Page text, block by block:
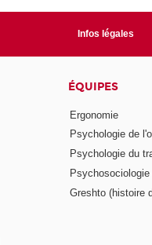
Infos légales
ÉQUIPES
Ergonomie
Psychologie de
Psychologie du
Greshto (histoire